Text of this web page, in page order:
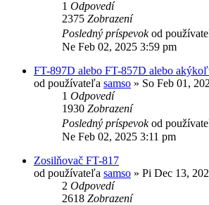
1 Odpovedí
2375 Zobrazení
Posledný príspevokod
Ne Feb 02, 2025 3:59 pm
FT-897D alebo FT-857D alebo
od používateľa samso » So Feb 01,
1 Odpovedí
1930 Zobrazení
Posledný príspevokod
Ne Feb 02, 2025 3:11 pm
Zosilňovač FT-817
od používateľa samso » Pi Dec 13,
2 Odpovedí
2618 Zobrazení